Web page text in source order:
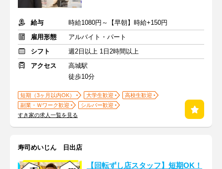
給与
時給1080円～【早朝】時給+150円
雇用形態
アルバイト・パート
シフト
週2日以上 1日2時間以上
アクセス
高城駅
徒歩10分
短期（3ヶ月以内OK） 大学生歓迎
高校生歓迎
副業・Ｗワーク歓迎
シルバー歓迎
すき家の求人一覧を見る
寿司めいじん 日出店
【回転ずし店スタッフ】短期OK！